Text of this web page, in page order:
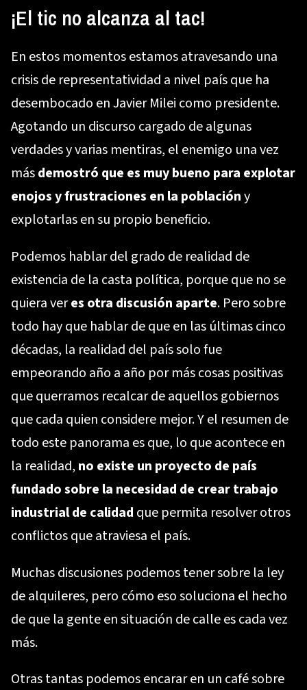
¡El tic no alcanza al tac!
En estos momentos estamos atravesando una
crisis de representatividad a nivel país que ha
desembocado en Javier Milei como presidente.
Agotando un discurso cargado de algunas
verdades y varias mentiras, el enemigo una vez
másdemostró que es muy bueno para explotar
enojos y frustraciones en la poblacióny
explotarlas en su propio beneficio.
Podemos hablar del grado de realidad de
existencia de la casta política, porque que no se
quiera veres otra discusión aparte. Pero sobre
todo hay que hablar de que en las últimas cinco
décadas, la realidad del país solo fue
empeorando año a año por más cosas positivas
que querramos recalcar de aquellos gobiernos
que cada quien considere mejor. Y el resumen de
todo este panorama es que, lo que acontece en
la realidad, no existe un proyecto de país
fundado sobre la necesidad de crear trabajo
industrial de calidad que permita resolver otros
conflictos que atraviesa el país.
Muchas discusiones podemos tener sobre la ley
de alquileres, pero cómo eso soluciona el hecho
de que la gente en situación de calle es cada vez
más.
Otras tantas podemos encarar en un café sobre